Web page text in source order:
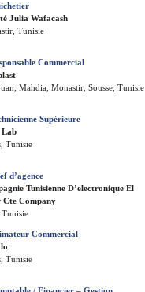
Julia Wafacash
Tunisie
Commercial
Mahdia, Monastir, Sousse, Tunisie
Supérieure
Lab
Tunisie
d’agence
Tunisienne D’electronique El
Cte Company
Tunisie
Commercial
Tunisie